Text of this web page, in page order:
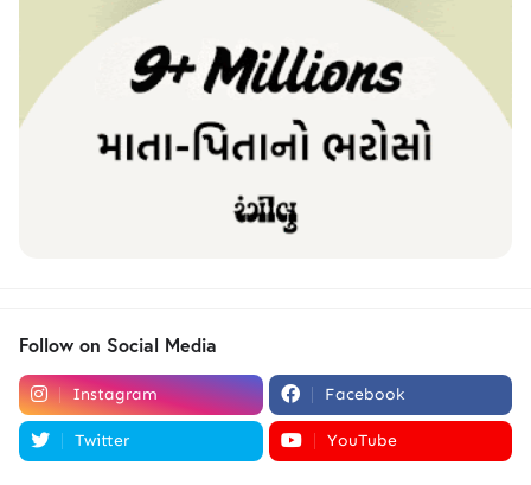
Follow on Social Media
Instagram Facebook
Twitter YouTube